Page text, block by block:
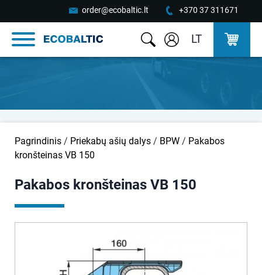
order@ecobaltic.lt +370 37 311671
LT
Pagrindinis / Priekabų ašių dalys / BPW / Pakabos
kronšteinas VB 150
Pakabos kronšteinas VB 150